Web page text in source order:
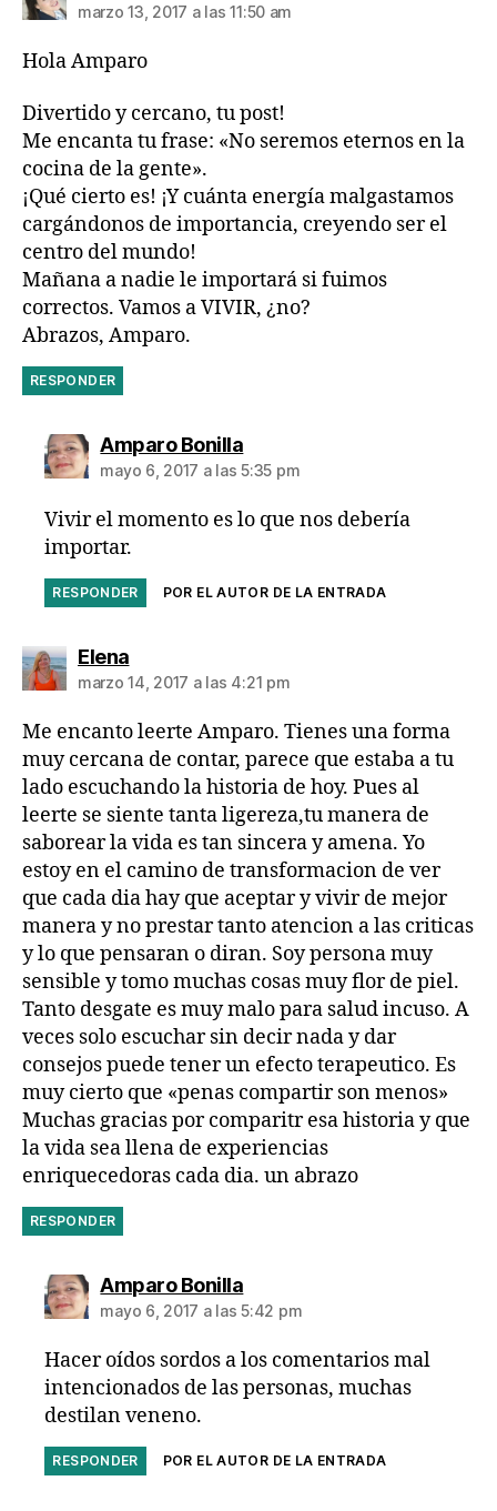
marzo 13, 2017 a las 11:50 am
Hola Amparo
Divertido y cercano, tu post!
Me encanta tu frase: «No seremos eternos en la
cocina de la gente».
¡Qué cierto es! ¡Y cuánta energía malgastamos
cargándonos de importancia, creyendo ser el
centro del mundo!
Mañana a nadie le importará si fuimos
correctos. Vamos a VIVIR, ¿no?
Abrazos, Amparo.
RESPONDER
Amparo Bonilladice:
mayo 6, 2017 a las 5:35 pm
Vivir el momento es lo que nos debería
importar.
RESPONDER POR EL AUTOR DE LA ENTRADA
Elenadice:
marzo 14, 2017 a las 4:21 pm
Me encanto leerte Amparo. Tienes una forma
muy cercana de contar, parece que estaba a tu
lado escuchando la historia de hoy. Pues al
leerte se siente tanta ligereza,tu manera de
saborear la vida es tan sincera y amena. Yo
estoy en el camino de transformacion de ver
que cada dia hay que aceptar y vivir de mejor
manera y no prestar tanto atencion a las criticas
y lo que pensaran o diran. Soy persona muy
sensible y tomo muchas cosas muy flor de piel.
Tanto desgate es muy malo para salud incuso. A
veces solo escuchar sin decir nada y dar
consejos puede tener un efecto terapeutico. Es
muy cierto que «penas compartir son menos»
Muchas gracias por comparitr esa historia y que
la vida sea llena de experiencias
enriquecedoras cada dia. un abrazo
RESPONDER
Amparo Bonilladice:
mayo 6, 2017 a las 5:42 pm
Hacer oídos sordos a los comentarios mal
intencionados de las personas, muchas
destilan veneno.
RESPONDER POR EL AUTOR DE LA ENTRADA